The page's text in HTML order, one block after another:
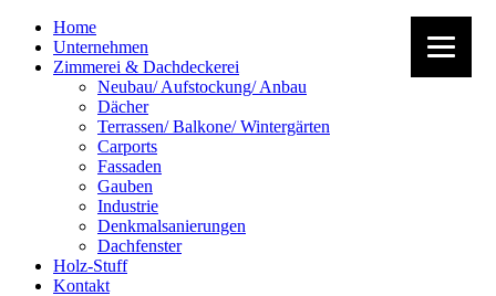
Home
Unternehmen
Zimmerei & Dachdeckerei
Neubau/ Aufstockung/ Anbau
Dächer
Terrassen/ Balkone/ Wintergärten
Carports
Fassaden
Gauben
Industrie
Denkmalsanierungen
Dachfenster
Holz-Stuff
Kontakt